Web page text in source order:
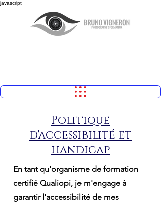
javascript
Politique
d'accessibilité et
handicap
En tant qu'organisme de formation
certifié Qualiopi, je m'engage à
garantir l'accessibilité de mes